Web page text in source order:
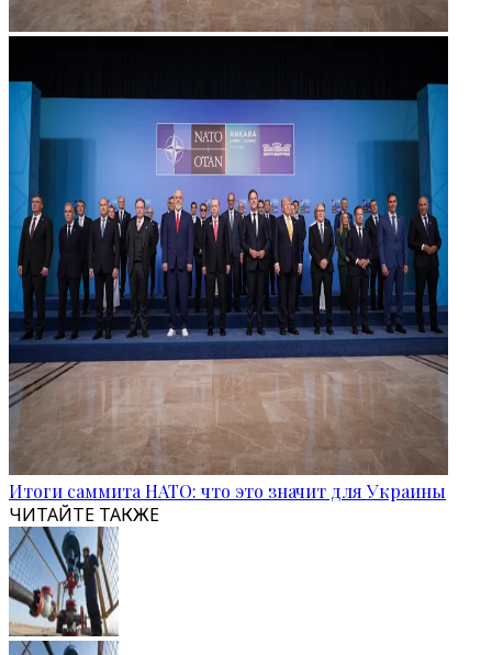
Итоги саммита НАТО: что это значит для Украины
ЧИТАЙТЕ ТАКЖЕ